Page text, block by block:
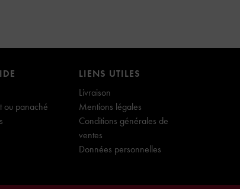
ou panaché
LIENS UTILES
Livraison
Mentions légales
Conditions générales de
ventes
Données personnelles